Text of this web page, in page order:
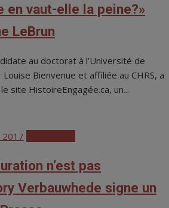
en vaut-elle la peine?»
LeBrun
au doctorat à l’Université de
Bienvenue et affiliée au CHRS, a
site HistoireEngagée.ca, un...
n’est pas
Verbauwhede signe un